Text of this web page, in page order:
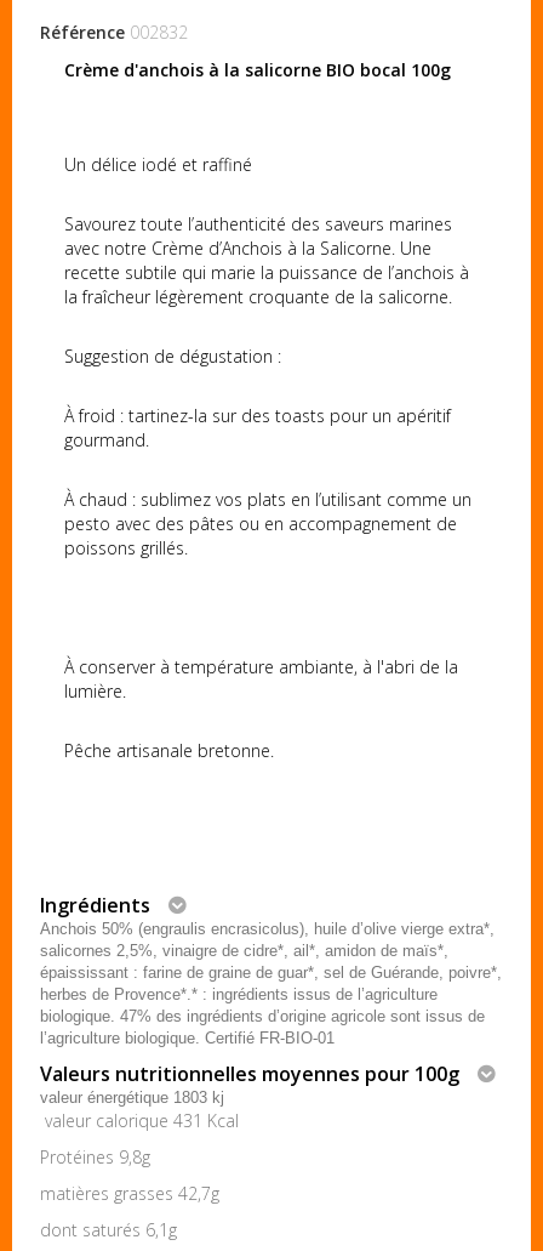
Référence 002832
Crème d'anchois à la salicorne BIO bocal 100g
Un délice iodé et raffiné
Savourez toute l’authenticité des saveurs marines
avec notre Crème d’Anchois à la Salicorne. Une
recette subtile qui marie la puissance de l’anchois à
la fraîcheur légèrement croquante de la salicorne.
Suggestion de dégustation :
À froid : tartinez-la sur des toasts pour un apéritif
gourmand.
À chaud : sublimez vos plats en l’utilisant comme un
pesto avec des pâtes ou en accompagnement de
poissons grillés.
À conserver à température ambiante, à l'abri de la
lumière.
Pêche artisanale bretonne.
Ingrédients
Anchois 50% (engraulis encrasicolus), huile d’olive vierge extra*,
salicornes 2,5%, vinaigre de cidre*, ail*, amidon de maïs*,
épaississant : farine de graine de guar*, sel de Guérande, poivre*,
herbes de Provence*.* : ingrédients issus de l’agriculture
biologique. 47% des ingrédients d’origine agricole sont issus de
l’agriculture biologique. Certifié FR-BIO-01
Valeurs nutritionnelles moyennes pour 100g
valeur énergétique 1803 kj
valeur calorique 431 Kcal
Protéines 9,8g
matières grasses 42,7g
dont saturés 6,1g